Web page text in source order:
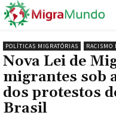
POLÍTICAS MIGRATÓRIAS RACISMO
Nova Lei de
migrantes sob
dos protestos
Brasil